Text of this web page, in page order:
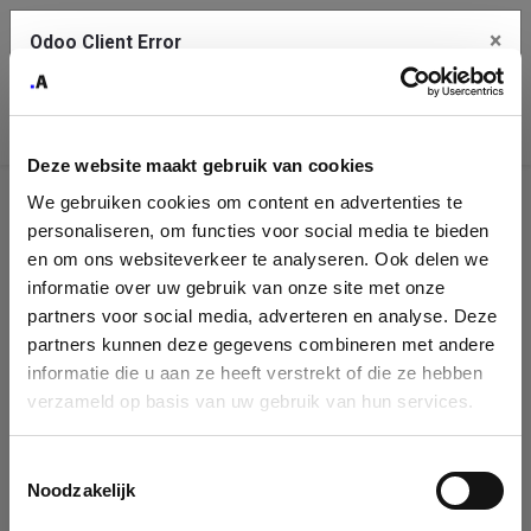
Deze website maakt gebruik van cookies
We gebruiken cookies om content en advertenties te
personaliseren, om functies voor social media te bieden
en om ons websiteverkeer te analyseren. Ook delen we
informatie over uw gebruik van onze site met onze
partners voor social media, adverteren en analyse. Deze
partners kunnen deze gegevens combineren met andere
informatie die u aan ze heeft verstrekt of die ze hebben
verzameld op basis van uw gebruik van hun services.
Noodzakelijk
Company
Identification
Please fill in your company details
You can search a company in our database by name, VAT or
enterprise ID. When a company is selected it will auto-complete the
form. If you don't find your company in our database, you can create
Odoo Client Error ×
service.
See details
Ok